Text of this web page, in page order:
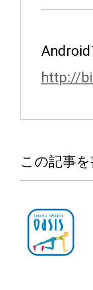
Android
http://
この記事